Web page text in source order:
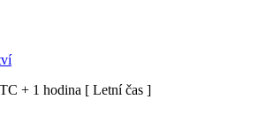
+ 1 hodina [ Letní čas ]